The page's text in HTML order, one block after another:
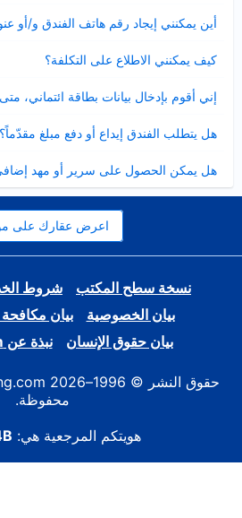
أين يمكنني إيجاد رقم هاتف الفندق و/أو
عرض
مصغر
كيف يمكنني الاطلاع على التكلفة؟
مصغر
إني أقوم بإدخال بيانات بطاقة ائتماني،
مصغر
هل يتطلب الفندق إيداع أو دفع مبلغ مقدّماً؟
مصغر
هل يمكن الحصول على سرير أو مهد
مصغر
اعرض عقارك على
نسخة سطح المكتب شروط
بيان الخصوصية
بيان مكافحة
بيان حقوق الإنسان
نبذة عن Booking.com
محفوظة.
هويتكم المرجعية هي: